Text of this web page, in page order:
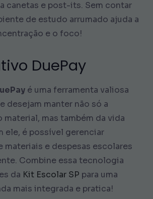
canetas e post-its. Sem contar
de estudo arrumado ajuda a
e o foco!
DuePay
é uma ferramenta valiosa
desejam manter não só a
material, mas também da vida
ele, é possível gerenciar
materiais e despesas escolares
Combine essa tecnologia
da Kit Escolar SP para uma
mais integrada e pratica!